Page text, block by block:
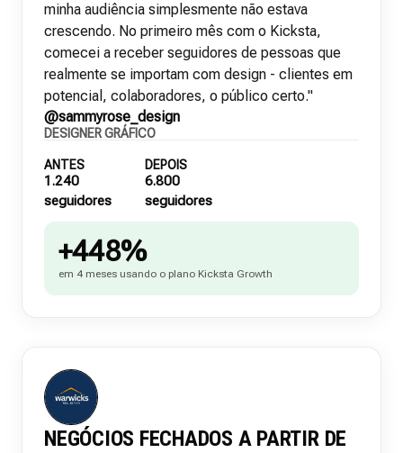
minha audiência simplesmente não estava
crescendo. No primeiro mês com o Kicksta,
comecei a receber seguidores de pessoas que
realmente se importam com design - clientes em
potencial, colaboradores, o público certo."
@sammyrose_design
DESIGNER GRÁFICO
ANTES
1.240
seguidores
DEPOIS
6.800
seguidores
+448%
em 4 meses usando o plano Kicksta Growth
NEGÓCIOS FECHADOS A PARTIR DE